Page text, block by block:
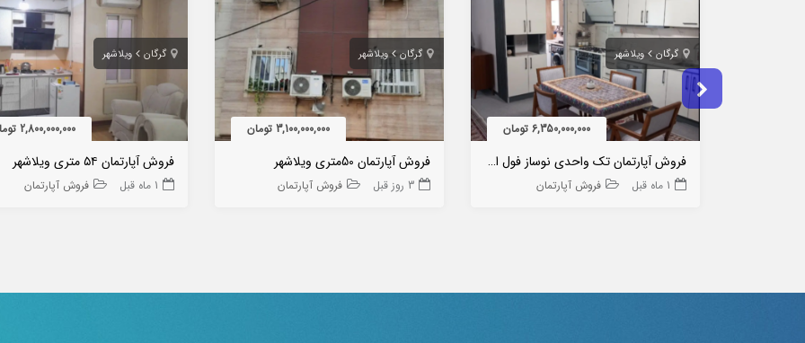
گرگان ویلاشهر
6,350,000,000 تومان
فروش آپارتمان تک واحدی نوساز فول امکانات ویلاشهر
1 ماه قبل فروش آپارتمان
گرگان ویلاشهر
3,100,000,000 تومان
فروش آپارتمان 50متری ویلاشهر
3 روز قبل فروش آپارتمان
گرگان ویلاشهر
2,800,000,000 تومان
فروش آپارتمان ۵۴ متری ویلاشهر
1 ماه قبل فروش آپارتمان